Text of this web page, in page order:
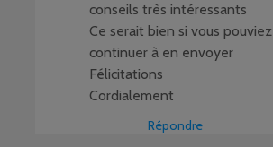
conseils très intéressants
Ce serait bien si vous pouviez
continuer à en envoyer
Félicitations
Cordialement
Répondre